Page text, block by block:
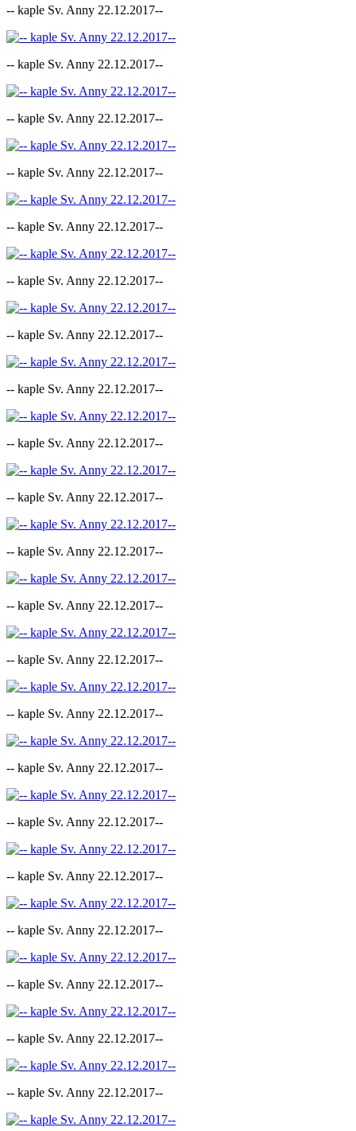
-- kaple Sv. Anny 22.12.2017--
-- kaple Sv. Anny 22.12.2017--
-- kaple Sv. Anny 22.12.2017--
-- kaple Sv. Anny 22.12.2017--
-- kaple Sv. Anny 22.12.2017--
-- kaple Sv. Anny 22.12.2017--
-- kaple Sv. Anny 22.12.2017--
-- kaple Sv. Anny 22.12.2017--
-- kaple Sv. Anny 22.12.2017--
-- kaple Sv. Anny 22.12.2017--
-- kaple Sv. Anny 22.12.2017--
-- kaple Sv. Anny 22.12.2017--
-- kaple Sv. Anny 22.12.2017--
-- kaple Sv. Anny 22.12.2017--
-- kaple Sv. Anny 22.12.2017--
-- kaple Sv. Anny 22.12.2017--
-- kaple Sv. Anny 22.12.2017--
-- kaple Sv. Anny 22.12.2017--
-- kaple Sv. Anny 22.12.2017--
-- kaple Sv. Anny 22.12.2017--
-- kaple Sv. Anny 22.12.2017--